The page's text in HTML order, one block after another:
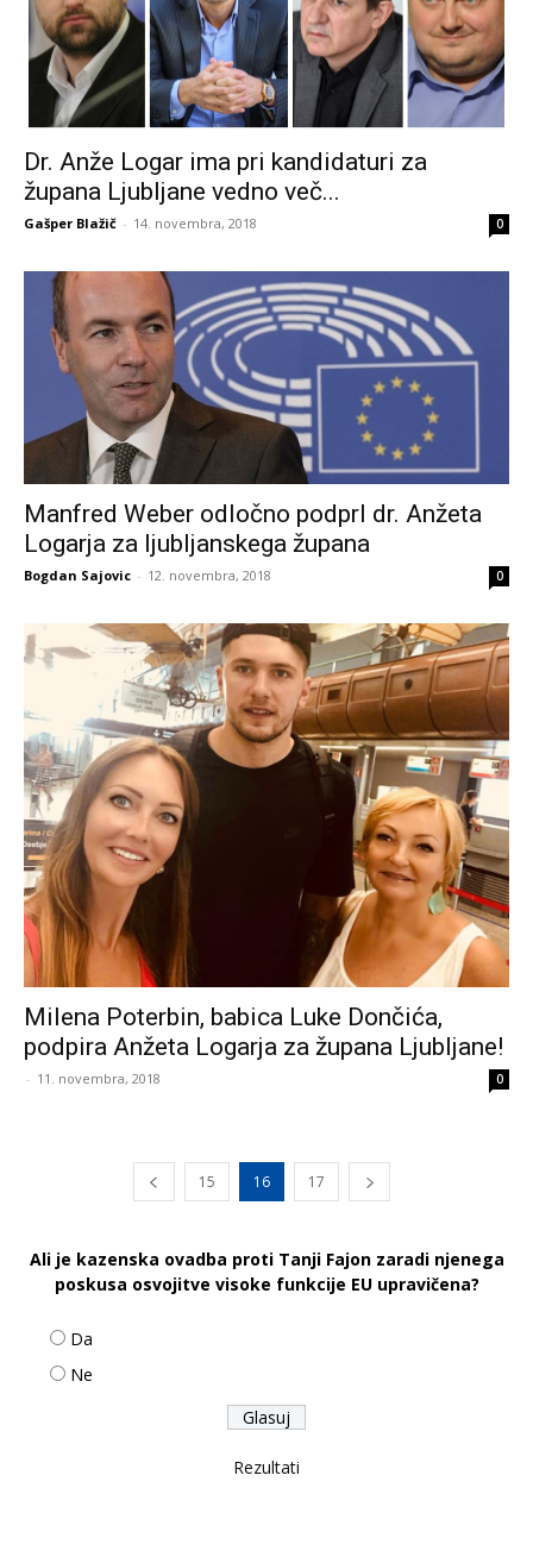
Dr. Anže Logar ima pri kandidaturi za
župana Ljubljane vedno več...
Gašper Blažič - 14. novembra, 2018 0
Manfred Weber odločno podprl dr. Anžeta
Logarja za ljubljanskega župana
Bogdan Sajovic - 12. novembra, 2018 0
Milena Poterbin, babica Luke Dončića,
podpira Anžeta Logarja za župana Ljubljane!
- 11. novembra, 2018 0
15 16 17
Ali je kazenska ovadba proti Tanji Fajon zaradi njenega
poskusa osvojitve visoke funkcije EU upravičena?
Da
Ne
Rezultati